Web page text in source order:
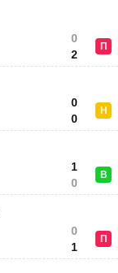
0
2
П
0
0
Н
1
0
В
0
1
П